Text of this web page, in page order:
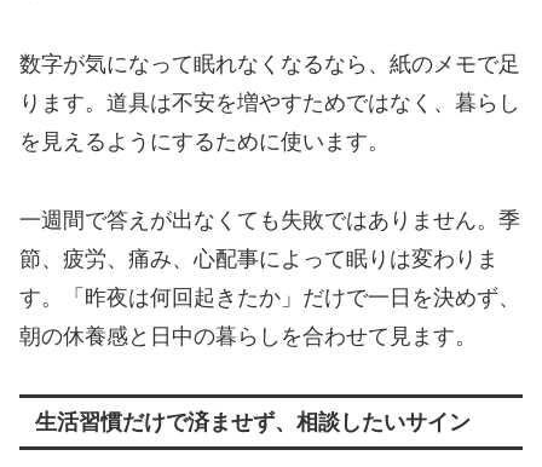
数字が気になって眠れなくなるなら、紙のメモで足
ります。道具は不安を増やすためではなく、暮らし
を見えるようにするために使います。
一週間で答えが出なくても失敗ではありません。季
節、疲労、痛み、心配事によって眠りは変わりま
す。「昨夜は何回起きたか」だけで一日を決めず、
朝の休養感と日中の暮らしを合わせて見ます。
生活習慣だけで済ませず、相談したいサイン